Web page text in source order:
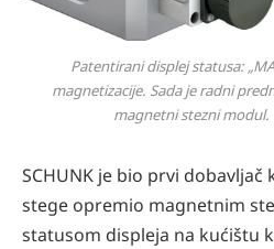
Patentirani displej statusa:
magnetizacije. Sada je radni
magnetni stezni
SCHUNK je bio prvi
stege opremio magnetnim
statusom displeja na kućištu